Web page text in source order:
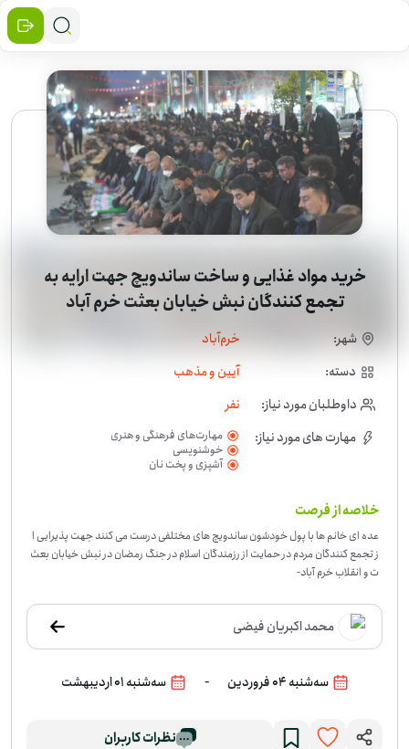
خرید مواد غذایی و ساخت ساندویچ جهت ارایه به
تجمع کنندگان نبش خیابان بعثت خرم آباد
شهر:
خرم‌آباد
دسته:
آیین و مذهب
داوطلبان مورد نیاز:
نفر
مهارت های مورد نیاز:
مهارت‌های فرهنگی و هنری
خوشنویسی
آشپزی و پخت نان
خلاصه از فرصت
عده ای خانم ها با پول خودشون ساندویچ های مختلفی درست می کنند جهت پذیرایی ا
ز تجمع کنندگان مردم در حمایت از رزمندگان اسلام در جنگ رمضان در نبش خیابان بعث
ت و انقلاب خرم آباد-
محمد اکبریان فیضی
سه‌شنبه 04 فروردین - سه‌شنبه 01 اردیبهشت
نظرات کاربران